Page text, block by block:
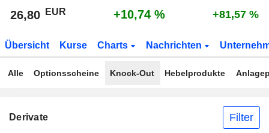
26,80 EUR +10,74 % +81,57 %
Übersicht Kurse Charts Nachrichten
Alle Optionsscheine Knock-Out Hebelprodukte
Derivate Filter